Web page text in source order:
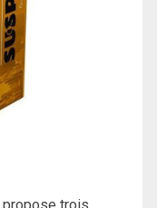
propose trois